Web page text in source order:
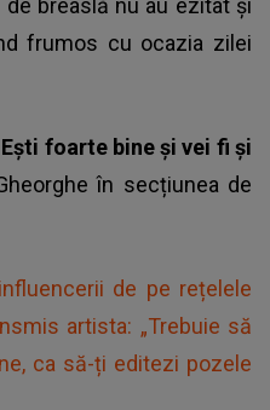
breaslă nu au ezitat și
frumos cu ocazia zilei
foarte bine și vei fi și
în secțiunea de
de pe rețelele
artista: „Trebuie să
ca să-ți editezi pozele